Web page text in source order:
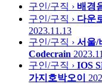
구인/구직 › 배경
구인/구직 › 다운
2023.11.13
구인/구직 › 서울/
Codecrain
구인/구직 › IOS
가지호박오이